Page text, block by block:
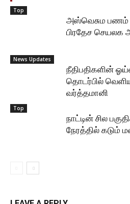
Top
அஸ்வெசும பணம்
பிரதேச செயலக
News Updates
நீதிபதிகளின்
தொடர்பில்
வர்த்தமானி
Top
நாட்டின் சில
நேரத்தில் கடும்